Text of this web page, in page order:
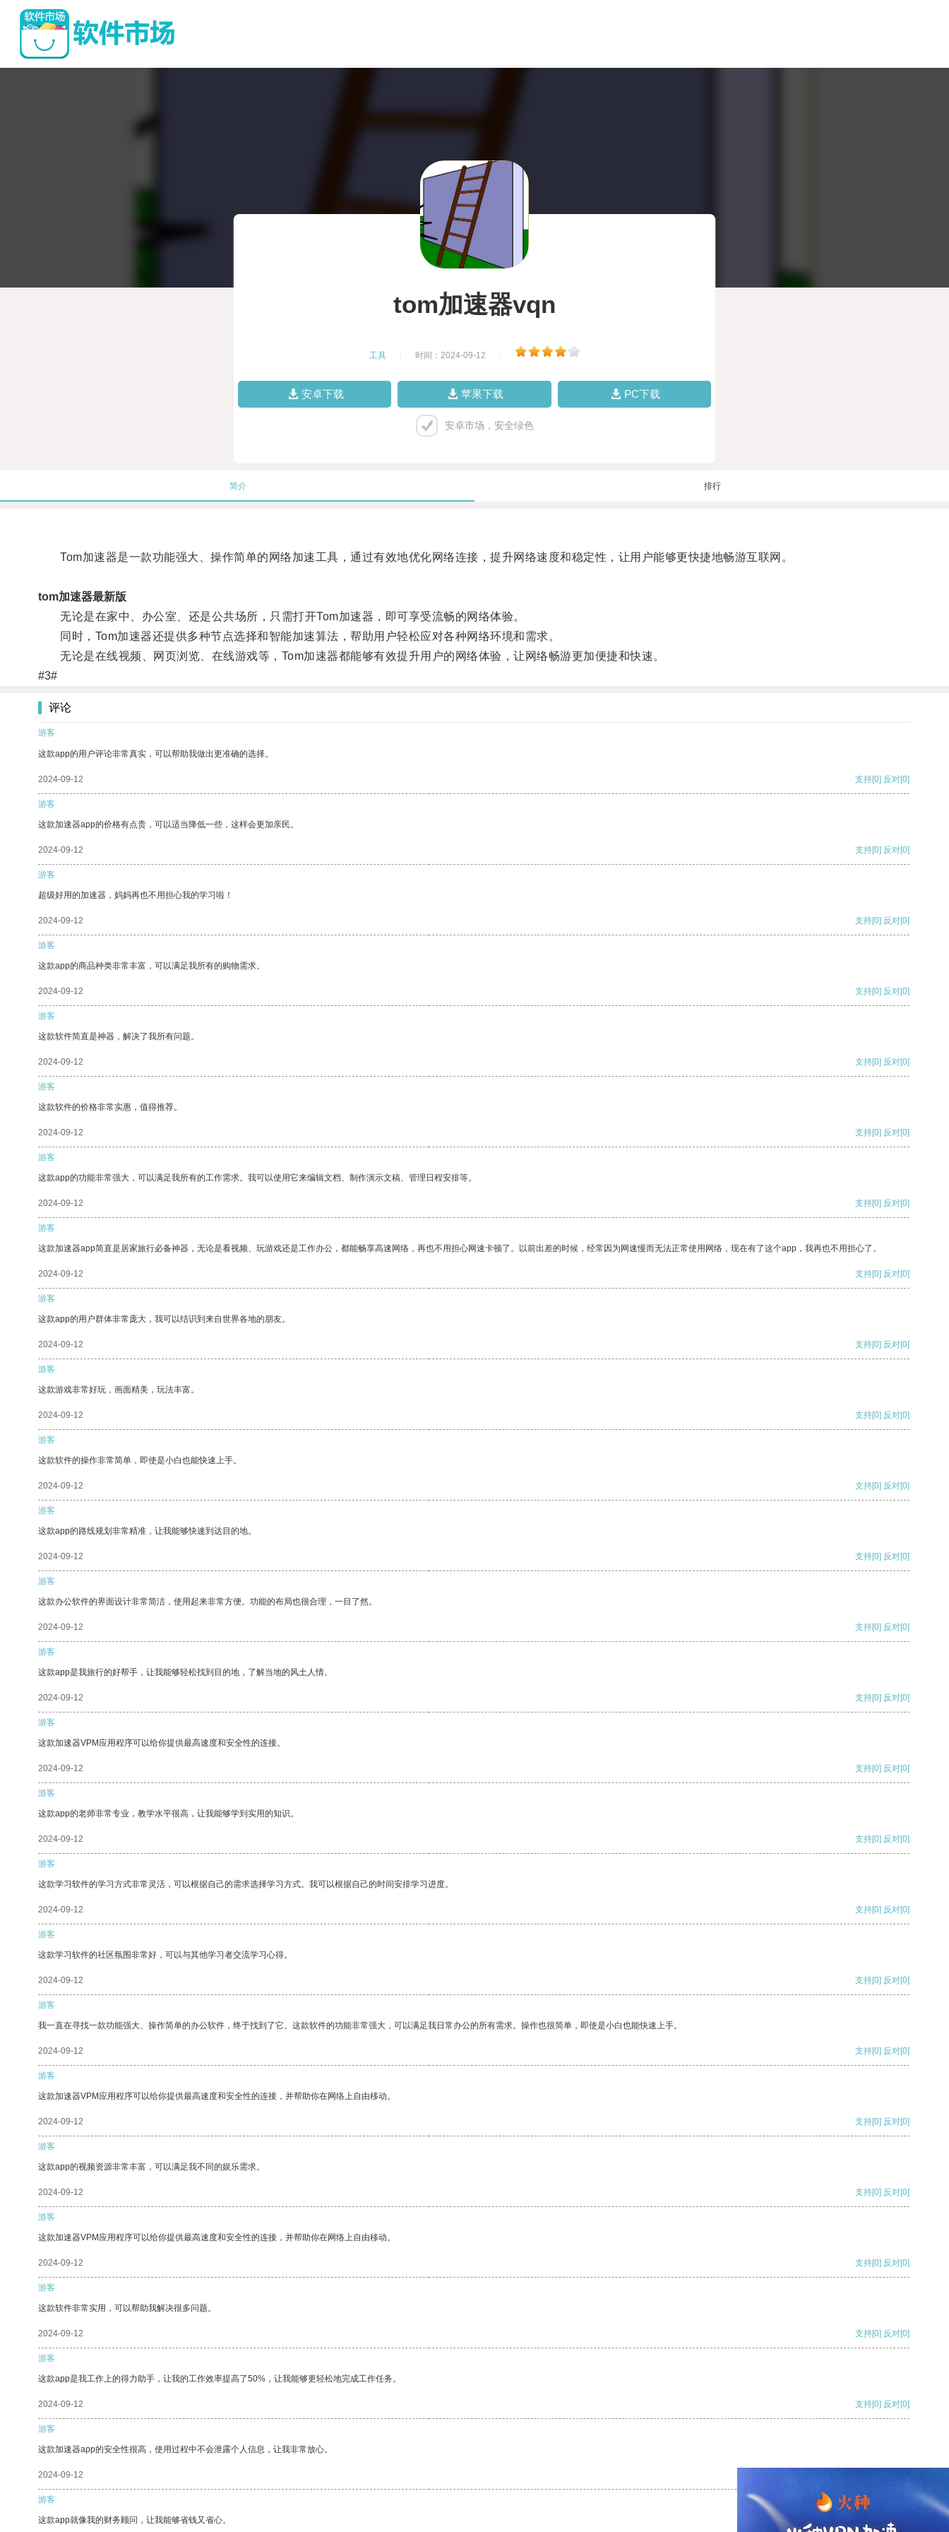
tom加速器vqn
工具 时间：2024-09-12
安卓下载 苹果下载 PC下载
安卓市场，安全绿色
简介 排行
Tom加速器是一款功能强大、操作简单的网络加速工具，通过有效地优化网络连接，提升网络速度和稳定性，让用户能够更快捷地畅游互联网。
tom加速器最新版
无论是在家中、办公室、还是公共场所，只需打开Tom加速器，即可享受流畅的网络体验。
同时，Tom加速器还提供多种节点选择和智能加速算法，帮助用户轻松应对各种网络环境和需求。
无论是在线视频、网页浏览、在线游戏等，Tom加速器都能够有效提升用户的网络体验，让网络畅游更加便捷和快速。
#3#
评论
游客
这款app的用户评论非常真实，可以帮助我做出更准确的选择。
2024-09-12 支持[0] 反对[0]
游客
这款加速器app的价格有点贵，可以适当降低一些，这样会更加亲民。
2024-09-12 支持[0] 反对[0]
游客
超级好用的加速器，妈妈再也不用担心我的学习啦！
2024-09-12 支持[0] 反对[0]
游客
这款app的商品种类非常丰富，可以满足我所有的购物需求。
2024-09-12 支持[0] 反对[0]
游客
这款软件简直是神器，解决了我所有问题。
2024-09-12 支持[0] 反对[0]
游客
这款软件的价格非常实惠，值得推荐。
2024-09-12 支持[0] 反对[0]
游客
这款app的功能非常强大，可以满足我所有的工作需求。我可以使用它来编辑文档、制作演示文稿、管理日程安排等。
2024-09-12 支持[0] 反对[0]
游客
这款加速器app简直是居家旅行必备神器，无论是看视频、玩游戏还是工作办公，都能畅享高速网络，再也不用担心网速卡顿了。以前出差的时候，经常因为网速慢而无法正常使用网络，现在有了这个app，我再也不用担心了。
2024-09-12 支持[0] 反对[0]
游客
这款app的用户群体非常庞大，我可以结识到来自世界各地的朋友。
2024-09-12 支持[0] 反对[0]
游客
这款游戏非常好玩，画面精美，玩法丰富。
2024-09-12 支持[0] 反对[0]
游客
这款软件的操作非常简单，即使是小白也能快速上手。
2024-09-12 支持[0] 反对[0]
游客
这款app的路线规划非常精准，让我能够快速到达目的地。
2024-09-12 支持[0] 反对[0]
游客
这款办公软件的界面设计非常简洁，使用起来非常方便。功能的布局也很合理，一目了然。
2024-09-12 支持[0] 反对[0]
游客
这款app是我旅行的好帮手，让我能够轻松找到目的地，了解当地的风土人情。
2024-09-12 支持[0] 反对[0]
游客
这款加速器VPM应用程序可以给你提供最高速度和安全性的连接。
2024-09-12 支持[0] 反对[0]
游客
这款app的老师非常专业，教学水平很高，让我能够学到实用的知识。
2024-09-12 支持[0] 反对[0]
游客
这款学习软件的学习方式非常灵活，可以根据自己的需求选择学习方式。我可以根据自己的时间安排学习进度。
2024-09-12 支持[0] 反对[0]
游客
这款学习软件的社区氛围非常好，可以与其他学习者交流学习心得。
2024-09-12 支持[0] 反对[0]
游客
我一直在寻找一款功能强大、操作简单的办公软件，终于找到了它。这款软件的功能非常强大，可以满足我日常办公的所有需求。操作也很简单，即使是小白也能快速上手。
2024-09-12 支持[0] 反对[0]
游客
这款加速器VPM应用程序可以给你提供最高速度和安全性的连接，并帮助你在网络上自由移动。
2024-09-12 支持[0] 反对[0]
游客
这款app的视频资源非常丰富，可以满足我不同的娱乐需求。
2024-09-12 支持[0] 反对[0]
游客
这款加速器VPM应用程序可以给你提供最高速度和安全性的连接，并帮助你在网络上自由移动。
2024-09-12 支持[0] 反对[0]
游客
这款软件非常实用，可以帮助我解决很多问题。
2024-09-12 支持[0] 反对[0]
游客
这款app是我工作上的得力助手，让我的工作效率提高了50%，让我能够更轻松地完成工作任务。
2024-09-12 支持[0] 反对[0]
游客
这款加速器app的安全性很高，使用过程中不会泄露个人信息，让我非常放心。
2024-09-12
游客
这款app就像我的财务顾问，让我能够省钱又省心。